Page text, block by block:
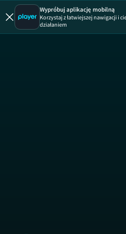
Wypróbuj aplikację mobilną
Korzystaj z łatwiejszej nawigacji i
działaniem